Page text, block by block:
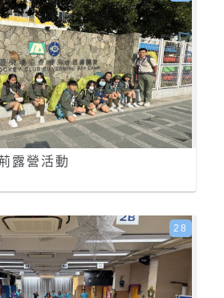
露營活動
28